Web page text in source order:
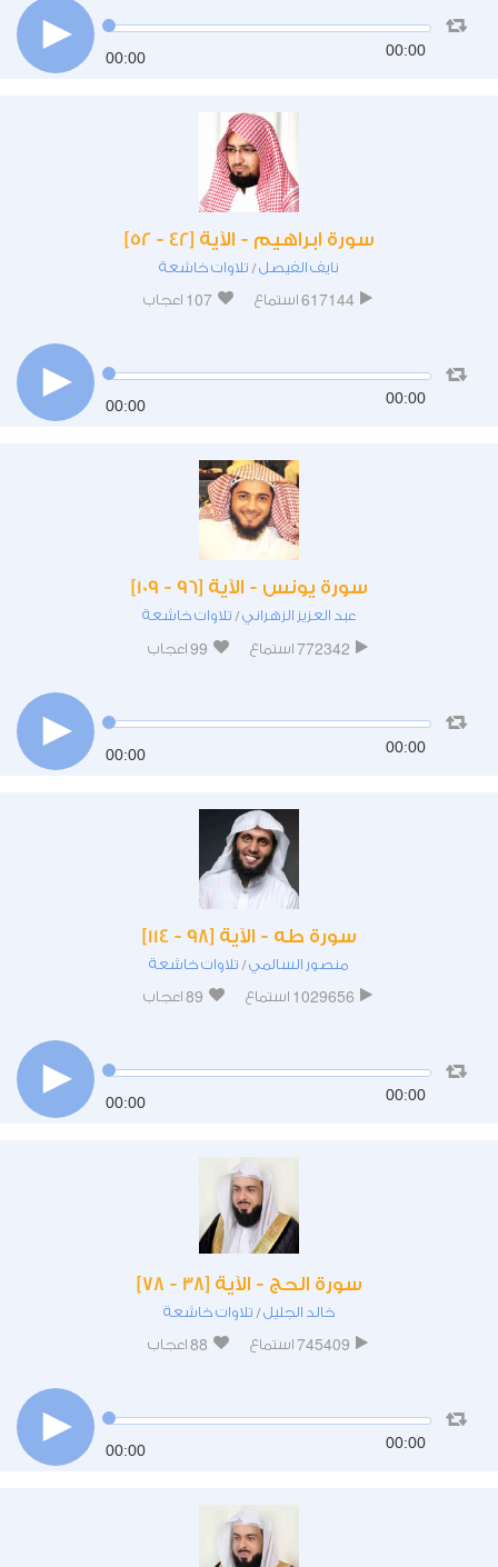
00:00 00:00
سورة ابراهيم - الآية [42 - 52]
نايف الفيصل/ تلاوات خاشعة
617144 استماع 107 اعجاب
00:00 00:00
سورة يونس - الآية [96 - 109]
عبد العزيز الزهراني/ تلاوات خاشعة
772342 استماع 99 اعجاب
00:00 00:00
سورة طه - الآية [98 - 114]
منصور السالمي/ تلاوات خاشعة
1029656 استماع 89 اعجاب
00:00 00:00
سورة الحج - الآية [38 - 78]
خالد الجليل/ تلاوات خاشعة
745409 استماع 88 اعجاب
00:00 00:00